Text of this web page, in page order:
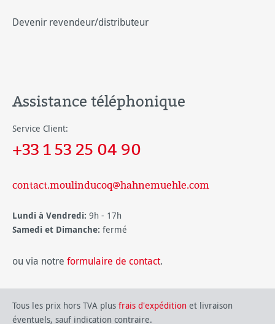
Devenir revendeur/distributeur
Assistance téléphonique
Service Client:
+33 1 53 25 04 90
contact.moulinducoq@hahnemuehle.com
Lundi à Vendredi: 9h - 17h
Samedi et Dimanche: fermé
ou via notre formulaire de contact.
Tous les prix hors TVA plus frais d'expédition et livraison
éventuels, sauf indication contraire.